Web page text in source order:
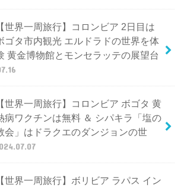
【世界一周旅行】コロンビア 2日目は
ゴタ市内観光 エルドラドの世界を体
黄金博物館とモンセラッテの展望台
【世界一周旅行】コロンビア ボゴタ 黄
病ワクチンは無料 ＆ シパキラ「塩の
会」はドラクエのダンジョンの世
【世界一周旅行】ボリビア ラパス イン